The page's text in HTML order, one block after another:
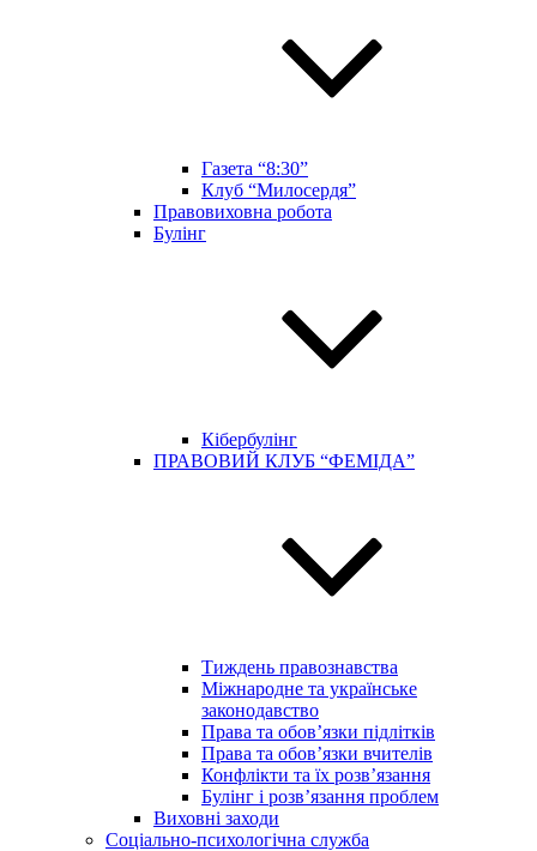
Газета “8:30”
Клуб “Милосердя”
Правовиховна робота
Булінг
Кібербулінг
ПРАВОВИЙ КЛУБ “ФЕМІДА”
Тиждень правознавства
Міжнародне та українське
законодавство
Права та обов’язки підлітків
Права та обов’язки вчителів
Конфлікти та їх розв’язання
Булінг і розв’язання проблем
Виховні заходи
Соціально-психологічна служба